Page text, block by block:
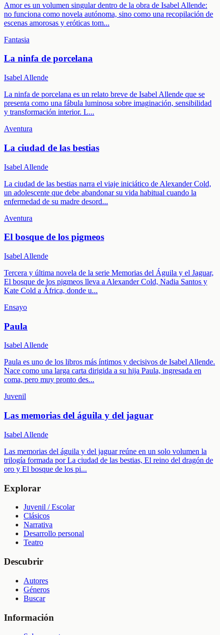
Amor es un volumen singular dentro de la obra de Isabel Allende:
no funciona como novela autónoma, sino como una recopilación de
escenas amorosas y eróticas tom...
Fantasia
La ninfa de porcelana
Isabel Allende
La ninfa de porcelana es un relato breve de Isabel Allende que se
presenta como una fábula luminosa sobre imaginación, sensibilidad
y transformación interior. L...
Aventura
La ciudad de las bestias
Isabel Allende
La ciudad de las bestias narra el viaje iniciático de Alexander Cold,
un adolescente que debe abandonar su vida habitual cuando la
enfermedad de su madre desord...
Aventura
El bosque de los pigmeos
Isabel Allende
Tercera y última novela de la serie Memorias del Águila y el Jaguar,
El bosque de los pigmeos lleva a Alexander Cold, Nadia Santos y
Kate Cold a África, donde u...
Ensayo
Paula
Isabel Allende
Paula es uno de los libros más íntimos y decisivos de Isabel Allende.
Nace como una larga carta dirigida a su hija Paula, ingresada en
coma, pero muy pronto des...
Juvenil
Las memorias del águila y del jaguar
Isabel Allende
Las memorias del águila y del jaguar reúne en un solo volumen la
trilogía formada por La ciudad de las bestias, El reino del dragón de
oro y El bosque de los pi...
Explorar
Juvenil / Escolar
Clásicos
Narrativa
Desarrollo personal
Teatro
Descubrir
Autores
Géneros
Buscar
Información